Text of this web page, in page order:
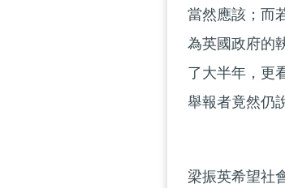
當然應該；而
為英國政府的
了大半年，更
舉報者竟然仍
梁振英希望社